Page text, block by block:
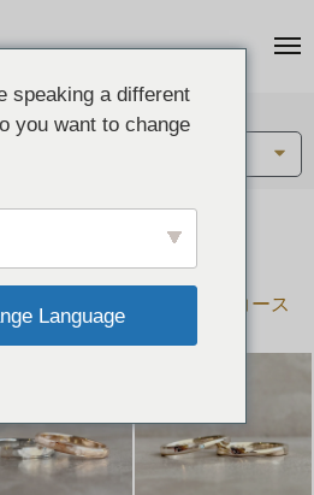
リングのデザイン集
された作品をご紹介します
ス
手作りペアリングコース
speaking a different
you want to change
Language